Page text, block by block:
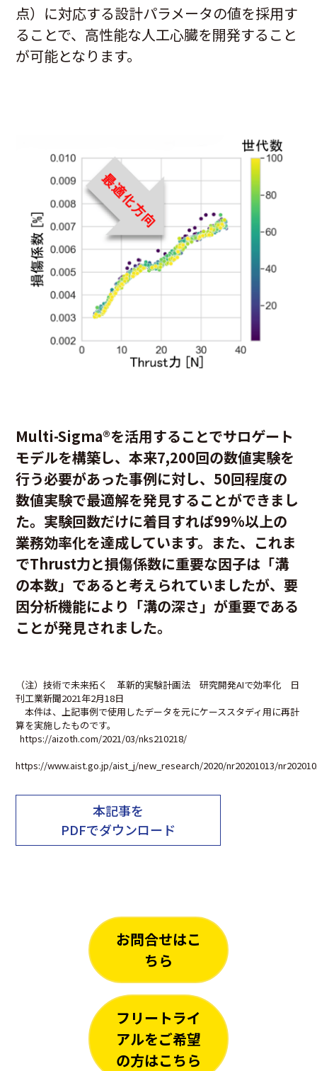
点）に対応する設計パラメータの値を採用す
ることで、高性能な人工心臓を開発すること
が可能となります。
Multi-Sigma®を活用することでサロゲート
モデルを構築し、本来7,200回の数値実験を
行う必要があった事例に対し、50回程度の
数値実験で最適解を発見することができまし
た。実験回数だけに着目すれば99%以上の
業務効率化を達成しています。また、これま
でThrust力と損傷係数に重要な因子は「溝
の本数」であると考えられていましたが、要
因分析機能により「溝の深さ」が重要である
ことが発見されました。
（注）技術で未来拓く 革新的実験計画法 研究開発AIで効率化 日
刊工業新聞2021年2月18日
本件は、上記事例で使用したデータを元にケーススタディ用に再計
算を実施したものです。
https://aizoth.com/2021/03/nks210218/
https://www.aist.go.jp/aist_j/new_research/2020/nr20201013/
本記事を
PDFでダウンロード
お問合せはこ
ちら
フリートライ
アルをご希望
の方はこちら